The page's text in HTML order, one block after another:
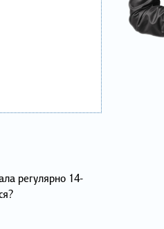
регулярно 14-